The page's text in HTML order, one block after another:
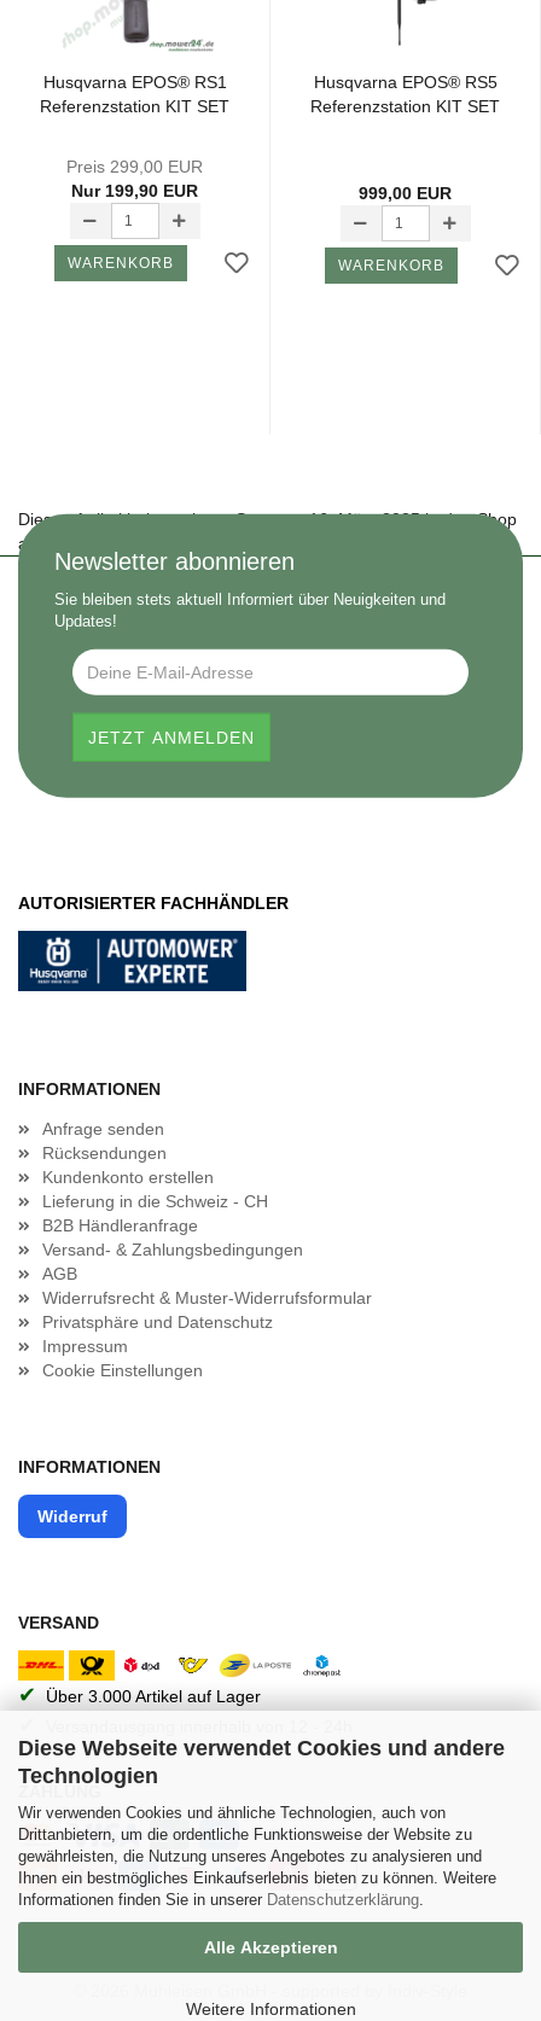
Diese Webseite verwendet Cookies und andere
Technologien
Wir verwenden Cookies und ähnliche Technologien, auch von
Drittanbietern, um die ordentliche Funktionsweise der Website zu
gewährleisten, die Nutzung unseres Angebotes zu analysieren und
Ihnen ein bestmögliches Einkaufserlebnis bieten zu können. Weitere
Informationen finden Sie in unserer Datenschutzerklärung.
Alle Akzeptieren
Weitere Informationen
Hus­qvar­na EPOS® RS1
Re­fe­renz­sta­ti­on KIT SET
Preis 299,00 EUR
Nur 199,90 EUR
WARENKORB
Hus­qvar­na EPOS® RS5
Re­fe­renz­sta­ti­on KIT SET
999,00 EUR
WARENKORB
Diesen Artikel haben wir am Sonntag, 16. März 2025 in den Shop
aufgenommen.
Newsletter abonnieren
Sie bleiben stets aktuell Informiert über Neuigkeiten und
Updates!
AUTORISIERTER FACHHÄNDLER
INFORMATIONEN
Anfrage senden
Rücksendungen
Kundenkonto erstellen
Lieferung in die Schweiz - CH
B2B Händleranfrage
Versand- & Zahlungsbedingungen
AGB
Widerrufsrecht & Muster-Widerrufsformular
Privatsphäre und Datenschutz
Impressum
Cookie Einstellungen
INFORMATIONEN
Widerruf
VERSAND
✔ Über 3.000 Artikel auf Lager